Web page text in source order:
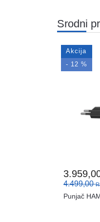
Srodni
Akcija
- 12 %
4.499,00
Punjač